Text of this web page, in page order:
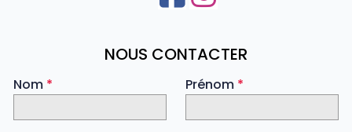
NOUS CONTACTER
Nom * Prénom *